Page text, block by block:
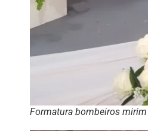
Formatura bombeiros